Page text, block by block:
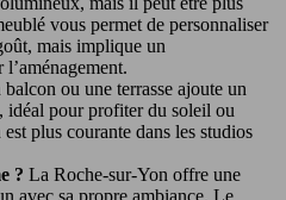
vous permet de personnaliser
mais implique un
ou une terrasse ajoute un
idéal pour profiter du soleil ou
plus courante dans les studios
? La Roche-sur-Yon offre une